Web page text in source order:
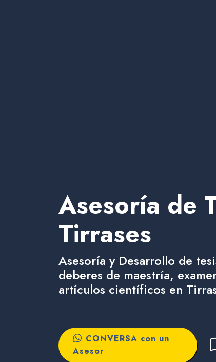
Asesoría de
Tirrases
Asesoría y Desarrollo de
deberes de maestría,
artículos científicos en
CONVERSA con un
Asesor